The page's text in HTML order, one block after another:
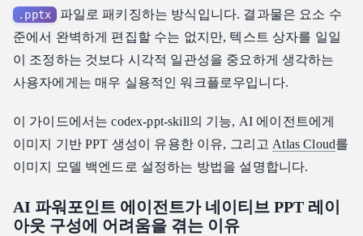
codex-ppt-skill 슬라이드는 편집 가능한가요?
codex-ppt-skill은 무료인가요?
AI PPT 생성 비용을 절감하는 방법은 무엇인가요?
최종 요약
.pptx 파일로 패키징하는 방식입니다. 결과물은 요소 수
준에서 완벽하게 편집할 수는 없지만, 텍스트 상자를 일일
이 조정하는 것보다 시각적 일관성을 중요하게 생각하는
사용자에게는 매우 실용적인 워크플로우입니다.
이 가이드에서는 codex-ppt-skill의 기능, AI 에이전트에게
이미지 기반 PPT 생성이 유용한 이유, 그리고 Atlas Cloud를
이미지 모델 백엔드로 설정하는 방법을 설명합니다.
AI 파워포인트 에이전트가 네이티브 PPT 레이
아웃 구성에 어려움을 겪는 이유